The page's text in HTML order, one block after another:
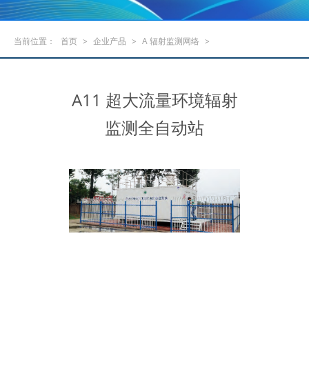
当前位置： 首页 > 企业产品 > A 辐射监测网络 >
A11 超大流量环境辐射
监测全自动站